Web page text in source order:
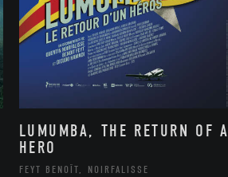
LUMUMBA, THE RETURN OF A
HERO
FEYT BENOÎT, NOIRFALISSE